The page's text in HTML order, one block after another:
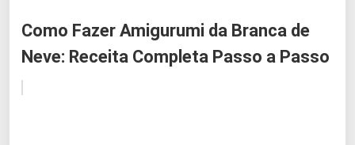
Como Fazer Amigurumi da Branca de
Neve: Receita Completa Passo a Passo